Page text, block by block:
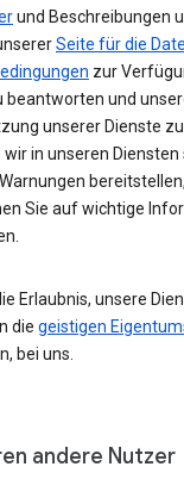
und Beschreibungen
Seite für die
zur
beantworten und
unserer Dienste
in unseren Diensten
Sie auf wichtige
Erlaubnis, unsere
die geistigen
bei uns.
andere Nutzer